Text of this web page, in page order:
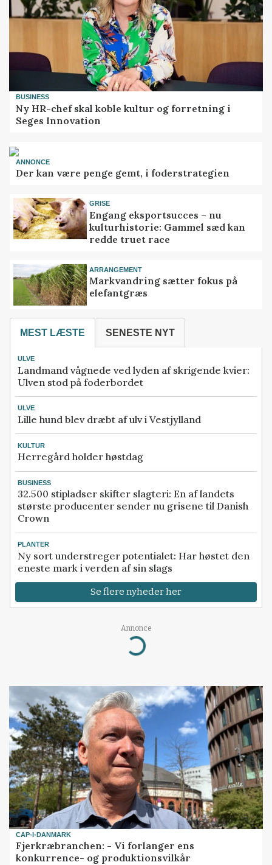
BUSINESS
Ny HR-chef skal koble kultur og forretning i
Seges Innovation
ANNONCE
Der kan være penge gemt, i foderstrategien
GRISE
Engang eksportsucces – nu
kulturhistorie: Gammel sæd kan
redde truet race
ARRANGEMENT
Markvandring sætter fokus på
elefantgræs
MEST LÆSTE SENESTE NYT
ULVE
Landmand vågnede ved lyden af skrigende kvier:
Ulven stod på foderbordet
ULVE
Lille hund blev dræbt af ulv i Vestjylland
KULTUR
Herregård holder høstdag
BUSINESS
32.500 stipladser skifter slagteri: En af landets
største producenter sender nu grisene til Danish
Crown
PLANTER
Ny sort understreger potentialet: Har høstet den
eneste mark i verden af sin slags
Se flere nyheder her
Annonce
Loading...
CAP-I-DANMARK
Fjerkræbranchen: - Vi forlanger ens
konkurrence- og produktionsvilkår